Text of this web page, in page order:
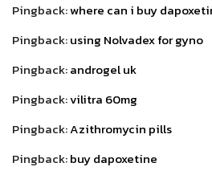
Pingback:where can i buy
Pingback:using Nolvadex for gyno
Pingback:androgel uk
Pingback:vilitra 60mg
Pingback:Azithromycin pills
Pingback:buy dapoxetine